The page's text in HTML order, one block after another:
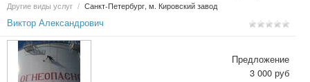
Другие виды услуг / Санкт-Петербург, м. Кировский завод
Виктор Александрович
Предложение
3 000 руб